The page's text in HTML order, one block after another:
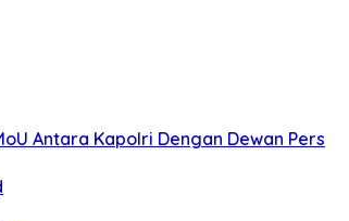
Antara Kapolri Dengan Dewan Pers